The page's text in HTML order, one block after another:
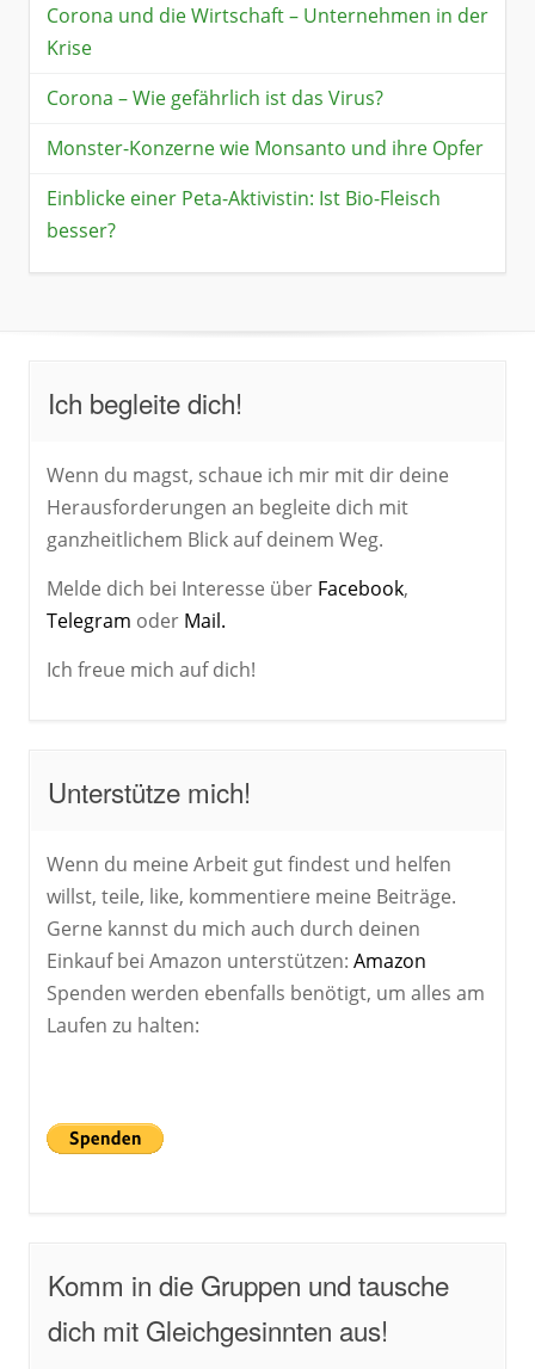
Corona und die Wirtschaft – Unternehmen in der
Krise
Corona – Wie gefährlich ist das Virus?
Monster-Konzerne wie Monsanto und ihre Opfer
Einblicke einer Peta-Aktivistin: Ist Bio-Fleisch
besser?
Ich begleite dich!
Wenn du magst, schaue ich mir mit dir deine
Herausforderungen an begleite dich mit
ganzheitlichem Blick auf deinem Weg.
Melde dich bei Interesse über Facebook,
Telegram oder Mail.
Ich freue mich auf dich!
Unterstütze mich!
Wenn du meine Arbeit gut findest und helfen
willst, teile, like, kommentiere meine Beiträge.
Gerne kannst du mich auch durch deinen
Einkauf bei Amazon unterstützen: Amazon
Spenden werden ebenfalls benötigt, um alles am
Laufen zu halten:
Komm in die Gruppen und tausche
dich mit Gleichgesinnten aus!